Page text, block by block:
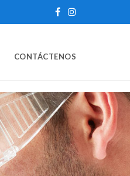
CONTÁCTENOS